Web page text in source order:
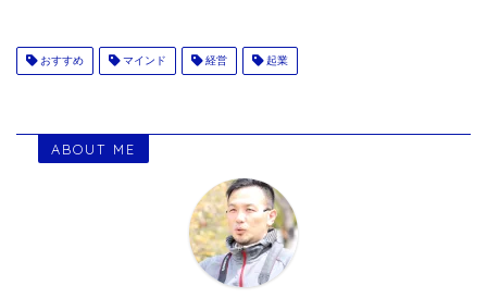
おすすめ マインド 経営 起業
ABOUT ME